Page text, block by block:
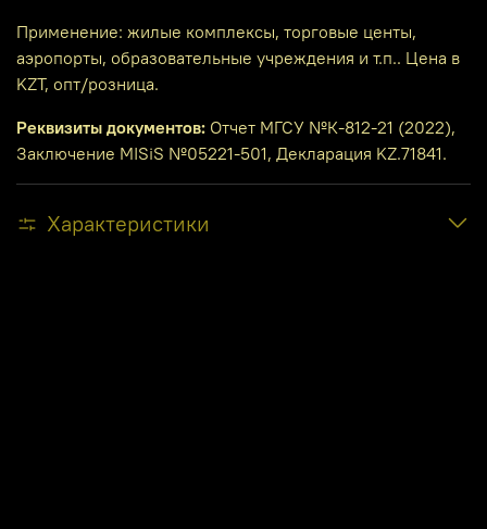
Применение: жилые комплексы, торговые центы,
аэропорты, образовательные учреждения и т.п.. Цена в
KZT, опт/розница.
Реквизиты документов: Отчет МГСУ №К-812-21 (2022),
Заключение MISiS №05221-501, Декларация KZ.71841.
Характеристики